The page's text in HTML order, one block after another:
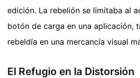
edición. La rebelión se limitaba al
botón de carga en una aplicación,
rebeldía en una mercancía visual
El Refugio en la Distorsión